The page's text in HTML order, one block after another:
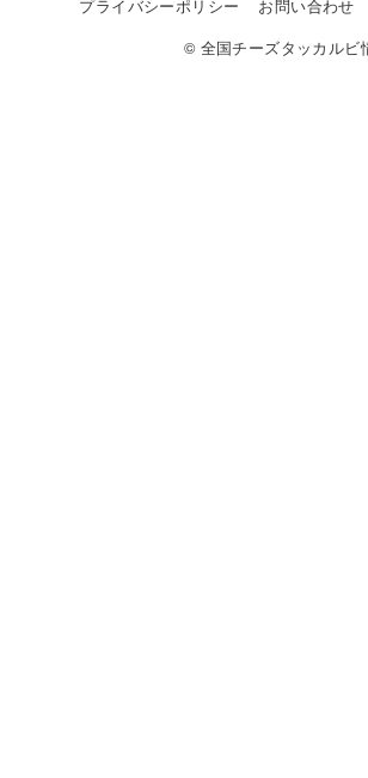
プライバシーポリシー お問い合わせ
© 全国チーズタッカルビ